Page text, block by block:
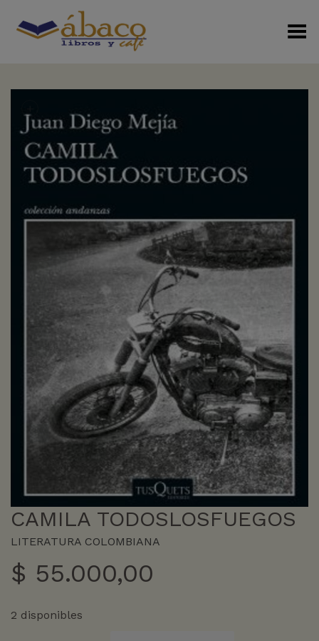
Menú Alterno
CAMILA TODOSLOSFUEGOS
LITERATURA COLOMBIANA
$ 55.000,00
2 disponibles